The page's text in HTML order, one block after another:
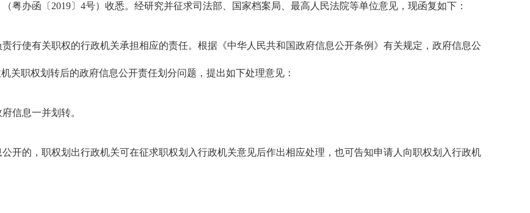
办函〔2019〕4号）收悉。经研究并征求司法部、国家档案局、最高人民法院等单位意见，现函复如下：
使有关职权的行政机关承担相应的责任。根据《中华人民共和国政府信息公开条例》有关规定，政府信息公
关职权划转后的政府信息公开责任划分问题，提出如下处理意见：
信息一并划转。
的，职权划出行政机关可在征求职权划入行政机关意见后作出相应处理，也可告知申请人向职权划入行政机